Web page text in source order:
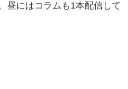
昼にはコラムも1本配信して